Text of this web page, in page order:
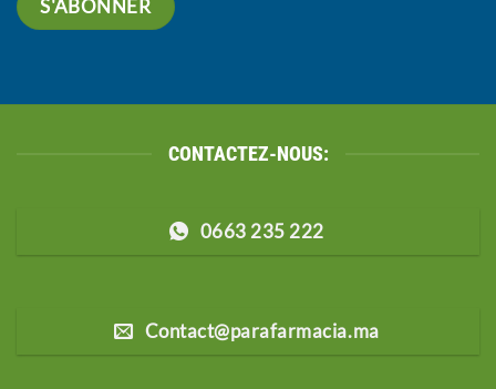
CONTACTEZ-NOUS:
0663 235 222
Contact@parafarmacia.ma